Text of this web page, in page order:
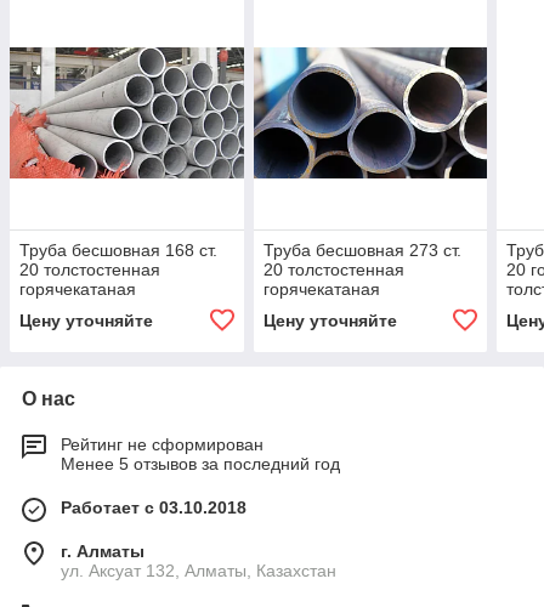
Труба бесшовная 168 ст.
20 толстостенная
горячекатаная
Цену уточняйте
Труба бесшовная 273 ст.
20 толстостенная
горячекатаная
Цену уточняйте
20
О нас
Рейтинг не сформирован
Менее 5 отзывов за последний год
Работает с 03.10.2018
г. Алматы
ул. Аксуат 132, Алматы, Казахстан